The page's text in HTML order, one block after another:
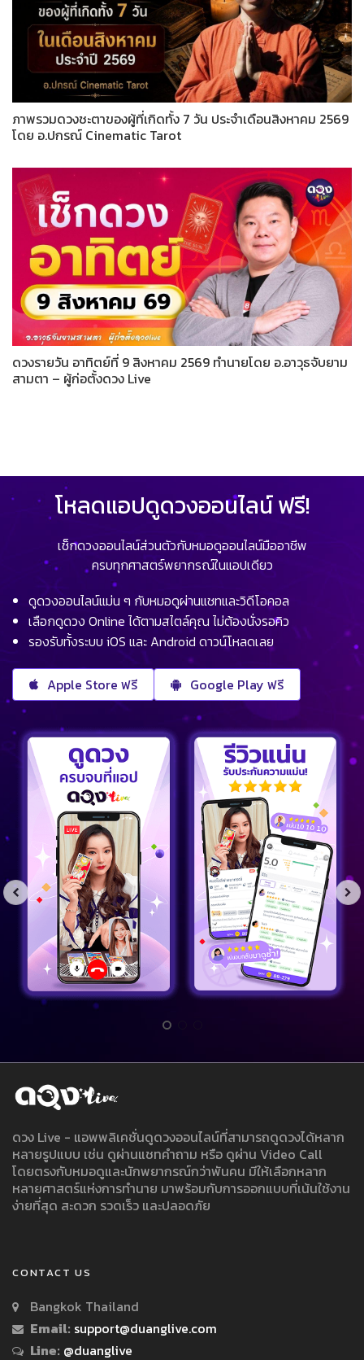
ภาพรวมดวงชะตาของผู้ที่เกิดทั้ง 7 วัน ประจำเดือนสิงหาคม 2569
โดย อ.ปกรณ์ Cinematic Tarot
ดวงรายวัน อาทิตย์ที่ 9 สิงหาคม 2569 ทำนายโดย อ.อาวุธจับยาม
สามตา – ผู้ก่อตั้งดวง Live
โหลดแอปดูดวงออนไลน์ ฟรี!
เช็กดวงออนไลน์ส่วนตัวกับหมอดูออนไลน์มืออาชีพ
ครบทุกศาสตร์พยากรณ์ในแอปเดียว
ดูดวงออนไลน์แม่น ๆ กับหมอดูผ่านแชทและวิดีโอคอล
เลือกดูดวง Online ได้ตามสไตล์คุณ ไม่ต้องนั่งรอคิว
รองรับทั้งระบบ iOS และ Android ดาวน์โหลดเลย
Apple Store ฟรี Google Play ฟรี
ดวง Live - แอพพลิเคชั่นดูดวงออนไลน์ที่สามารถดูดวงได้หลาก
หลายรูปแบบ เช่น ดูผ่านแชทคำถาม หรือ ดูผ่าน Video Call
โดยตรงกับหมอดูและนักพยากรณ์กว่าพันคน มีให้เลือกหลาก
หลายศาสตร์แห่งการทำนาย มาพร้อมกับการออกแบบที่เน้นใช้งาน
ง่ายที่สุด สะดวก รวดเร็ว และปลอดภัย
CONTACT US
Bangkok Thailand
Email: support@duanglive.com
Line: @duanglive